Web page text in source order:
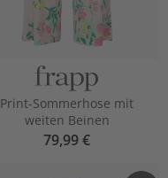
Print-Sommerhose mit
weiten Beinen
79,99 €